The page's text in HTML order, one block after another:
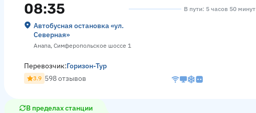
08:35
Автобусная остановка «ул.
Северная»
Анапа, Симферопольское шоссе 1
В пути: 5 часов 50 минут
Перевозчик:Горизон-Тур
3.9 598 отзывов
В пределах станции